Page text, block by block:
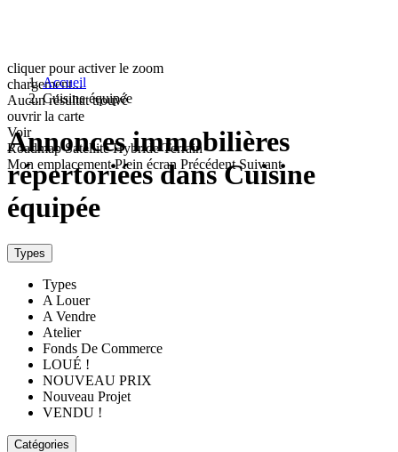
cliquer pour activer le zoom
chargement...
Aucun résultat trouvé
ouvrir la carte
Voir
Roadmap Satellite Hybride Terrain
Mon emplacement Plein écran Précédent Suivant
Accueil
Cuisine équipée
Annonces immobilières
répertoriées dans Cuisine
équipée
Types
Types
A Louer
A Vendre
Atelier
Fonds De Commerce
LOUÉ !
NOUVEAU PRIX
Nouveau Projet
VENDU !
Catégories